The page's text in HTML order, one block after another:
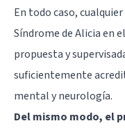
En todo caso,
Síndrome de Alicia en
propuesta y
suficientemente
mental y neurología.
Del mismo modo, el